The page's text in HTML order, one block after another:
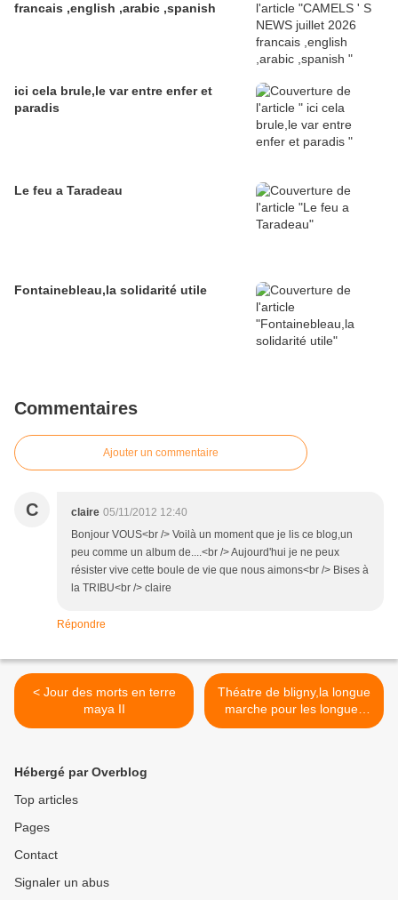
francais ,english ,arabic ,spanish
ici cela brule,le var entre enfer et
paradis
Le feu a Taradeau
Fontainebleau,la solidarité utile
Commentaires
Ajouter un commentaire
C claire 05/11/2012 12:40
Bonjour VOUS<br /> Voilà un moment que je lis ce blog,un
peu comme un album de....<br /> Aujourd'hui je ne peux
résister vive cette boule de vie que nous aimons<br /> Bises à
la TRIBU<br /> claire
Répondre
< Jour des morts en terre
maya II
Théatre de bligny,la longue
marche pour les longues
chaises >
Hébergé par Overblog
Top articles
Pages
Contact
Signaler un abus